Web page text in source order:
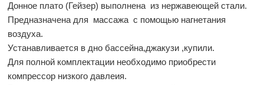
Донное плато (Гейзер) выполнена из нержавеющей стали.
Предназначена для массажа с помощью нагнетания
воздуха.
Устанавливается в дно бассейна,джакузи ,купили.
Для полной комплектации необходимо приобрести
компрессор низкого давлеия.